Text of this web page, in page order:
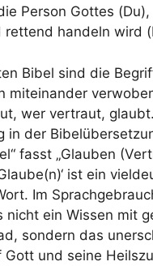
Person Gottes
rettend handeln wird
Bibel sind die
miteinander
wer vertraut,
in der
fasst „Glauben
ist ein
Im
nicht ein Wissen mit
sondern das
Gott und seine